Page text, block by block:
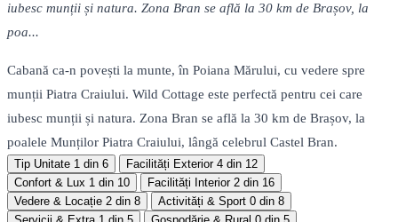
iubesc munții și natura. Zona Bran se află la 30 km de Brașov, la
poa...
Cabană ca-n povești la munte, în Poiana Mărului, cu vedere spre
munții Piatra Craiului. Wild Cottage este perfectă pentru cei care
iubesc munții și natura. Zona Bran se află la 30 km de Brașov, la
poalele Munților Piatra Craiului, lângă celebrul Castel Bran.
Tip Unitate 1 din 6 Facilități Exterior 4 din 12
Confort & Lux 1 din 10 Facilități Interior 2 din 16
Vedere & Locație 2 din 8 Activități & Sport 0 din 8